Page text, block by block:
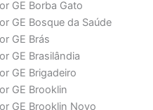
GE Borba Gato
GE Bosque da Saúde
GE Brás
GE Brasilândia
GE Brigadeiro
GE Brooklin
GE Brooklin Novo